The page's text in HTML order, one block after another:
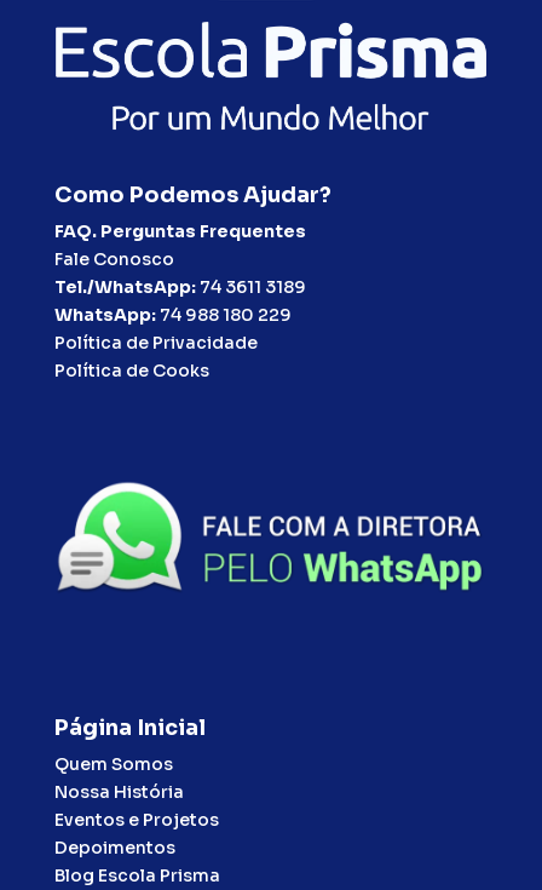
Como Podemos Ajudar?
FAQ. Perguntas Frequentes
Fale Conosco
Tel./WhatsApp: 74 3611 3189
WhatsApp: 74 988 180 229
Política de Privacidade
Política de Cooks
Página Inicial
Quem Somos
Nossa História
Eventos e Projetos
Depoimentos
Blog Escola Prisma